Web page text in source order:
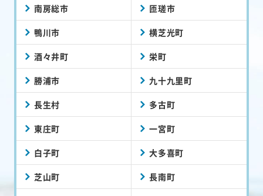
南房総市 匝瑳市
鴨川市 横芝光町
酒々井町 栄町
勝浦市 九十九里町
長生村 多古町
東庄町 一宮町
白子町 大多喜町
芝山町 長南町